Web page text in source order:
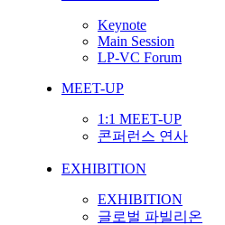
Keynote
Main Session
LP-VC Forum
MEET-UP
1:1 MEET-UP
콘퍼런스 연사
EXHIBITION
EXHIBITION
글로벌 파빌리온